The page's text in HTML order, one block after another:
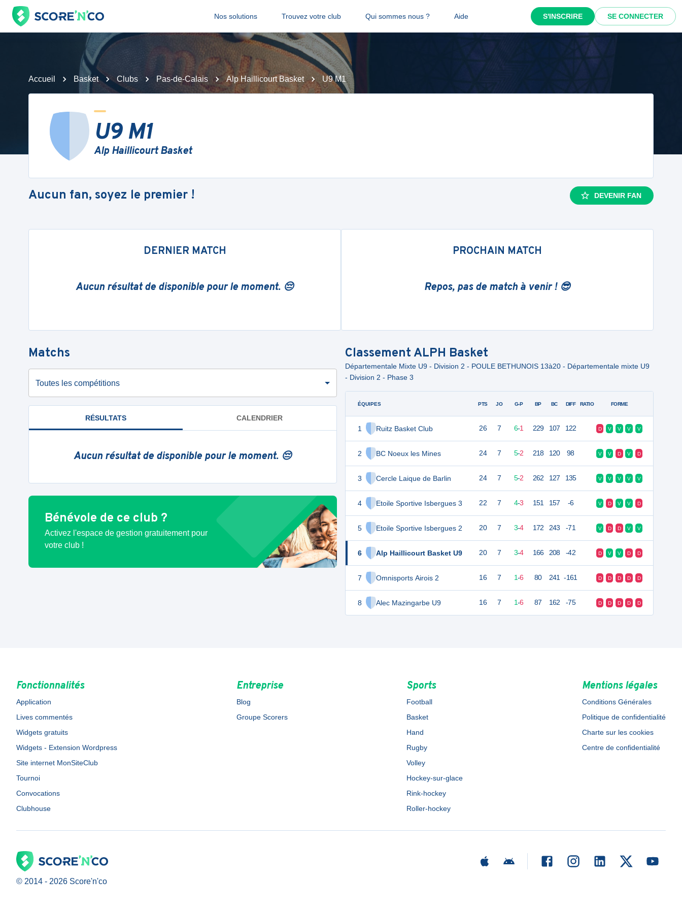
Nos solutions Trouvez votre club Qui sommes nous ? Aide S'INSCRIRE SE CONNECTER
Accueil Basket Clubs Pas-de-Calais Alp Haillicourt Basket U9 M1
U9 M1
Alp Haillicourt Basket
Aucun fan, soyez le premier ! DEVENIR FAN
DERNIER MATCH
Aucun résultat de disponible pour le moment. 😔
PROCHAIN MATCH
Repos, pas de match à venir ! 😎
Matchs
Toutes les compétitions
RÉSULTATS CALENDRIER
Aucun résultat de disponible pour le moment. 😔
Bénévole de ce club ?
Activez l'espace de gestion gratuitement pour
votre club !
Classement ALPH Basket
Départementale Mixte U9 - Division 2 - POULE BETHUNOIS 13à20 - Départementale mixte U9
- Division 2 - Phase 3
ÉQUIPES
1 Ruitz Basket Club
2 BC Noeux les Mines
3 Cercle Laique de Barlin
4 Etoile Sportive Isbergues 3
5 Etoile Sportive Isbergues 2
6 Alp Haillicourt Basket U9
7 Omnisports Airois 2
8 Alec Mazingarbe U9
PTS JO G-P BP BC DIFF RATIO FORME
26 7 6-1 229 107 122 D V V V V
24 7 5-2 218 120 98 V V D V D
24 7 5-2 262 127 135 V V V V V
22 7 4-3 151 157 -6 V D V V D
20 7 3-4 172 243 -71 V D D V V
20 7 3-4 166 208 -42 D V V D D
16 7 1-6 80 241 -161 D D D D D
16 7 1-6 87 162 -75 D D D D D
Fonctionnalités
Application
Lives commentés
Widgets gratuits
Widgets - Extension Wordpress
Site internet MonSiteClub
Tournoi
Convocations
Clubhouse
Entreprise
Blog
Groupe Scorers
Sports
Football
Basket
Hand
Rugby
Volley
Hockey-sur-glace
Rink-hockey
Roller-hockey
Mentions légales
Conditions Générales
Politique de confidentialité
Charte sur les cookies
Centre de confidentialité
© 2014 - 2026 Score'n'co